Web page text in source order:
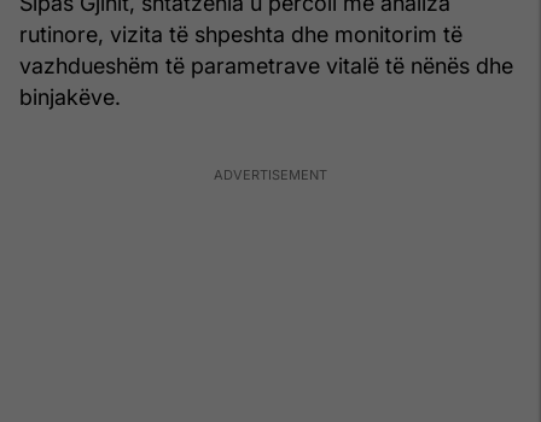
rutinore, vizita të shpeshta dhe monitorim të
vazhdueshëm të parametrave vitalë të nënës dhe
binjakëve.